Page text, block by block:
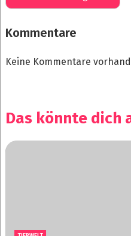
Kommentare
Keine Kommentare
Das könnte dich